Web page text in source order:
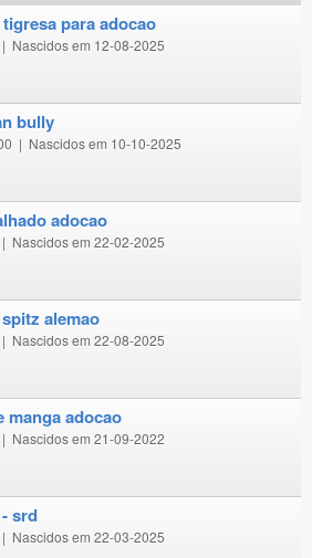
tigresa para adocao
| Nascidos em 12-08-2025
bully
| Nascidos em 10-10-2025
adocao
| Nascidos em 22-02-2025
spitz alemao
| Nascidos em 22-08-2025
manga adocao
| Nascidos em 21-09-2022
- srd
| Nascidos em 22-03-2025